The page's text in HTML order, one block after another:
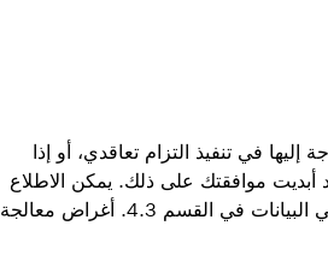
في تنفيذ التزام تعاقدي، أو إذا
موافقتك على ذلك. يمكن الاطلاع
على التفاصيل المتعلقة بالأساس القانوني أو متلقي البيانات أو فئات متلقي البيانات في القسم 4.3. أغراض معالجة